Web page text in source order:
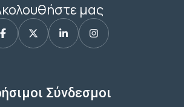
μας
Σύνδεσμοι